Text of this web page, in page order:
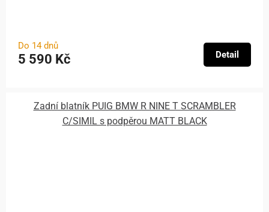
Do 14 dnů
5 590 Kč Detail
Zadní blatník PUIG BMW R NINE T SCRAMBLER
C/SIMIL s podpěrou MATT BLACK